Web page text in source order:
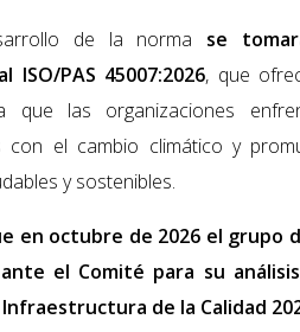
de la norma se
ISO/PAS 45007:2026, que
que las organizaciones
con el cambio climático y
y sostenibles.
en octubre de 2026 el
el Comité para su
de la Calidad